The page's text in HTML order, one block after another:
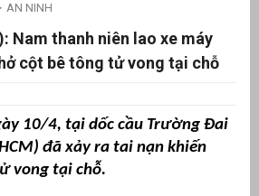
AN NINH
Nam thanh niên lao xe máy
cột bê tông tử vong tại chỗ
10/4, tại dốc cầu Trường Đai
đã xảy ra tai nạn khiến
vong tại chỗ.